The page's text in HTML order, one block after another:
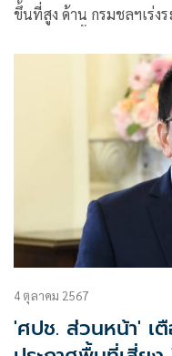
ขึ้นที่สูง ด้าน กรมชลฯเร่ง
4 ตุลาคม 2567
'ศปช. ส่วนหน้า' เ